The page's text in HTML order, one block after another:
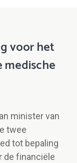
voor het
medische
minister van
twee
tot bepaling
de financiële